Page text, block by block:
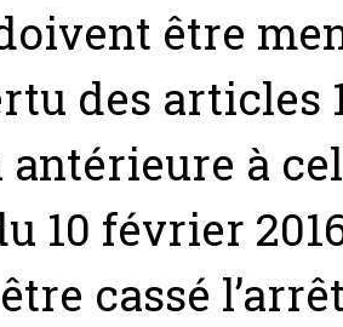
être
des articles
à
10 février
cassé